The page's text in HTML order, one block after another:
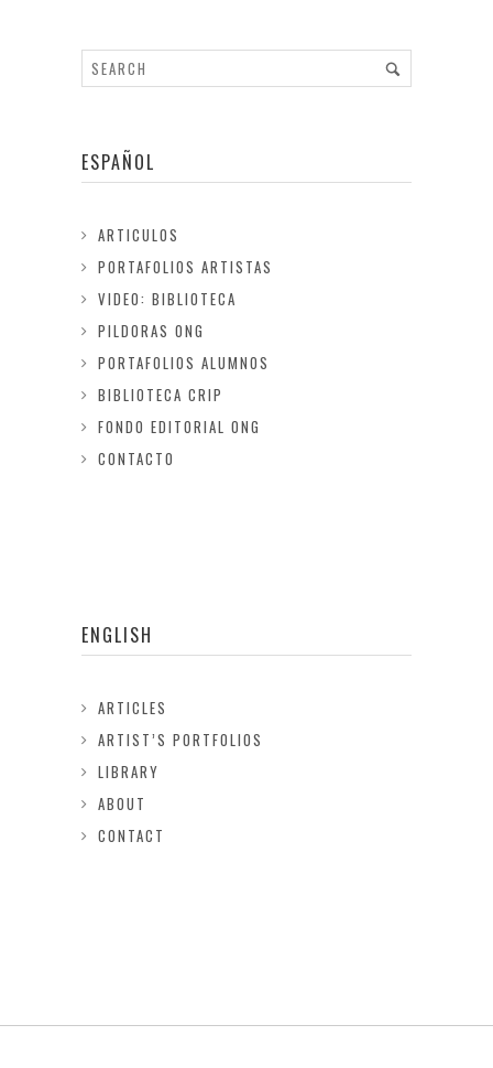
ESPAÑOL
ARTICULOS
PORTAFOLIOS ARTISTAS
VIDEO: BIBLIOTECA
PILDORAS ONG
PORTAFOLIOS ALUMNOS
BIBLIOTECA CRIP
FONDO EDITORIAL ONG
CONTACTO
ENGLISH
ARTICLES
ARTIST’S PORTFOLIOS
LIBRARY
ABOUT
CONTACT